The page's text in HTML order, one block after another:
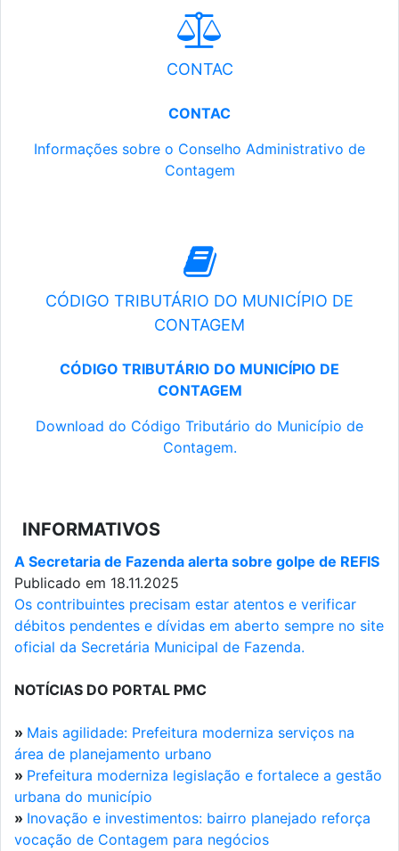
CONTAC
CONTAC
Informações sobre o Conselho Administrativo de
Contagem
CÓDIGO TRIBUTÁRIO DO MUNICÍPIO DE
CONTAGEM
CÓDIGO TRIBUTÁRIO DO MUNICÍPIO DE
CONTAGEM
Download do Código Tributário do Município de
Contagem.
INFORMATIVOS
A Secretaria de Fazenda alerta sobre golpe de REFIS
Publicado em 18.11.2025
Os contribuintes precisam estar atentos e verificar
débitos pendentes e dívidas em aberto sempre no site
oficial da Secretária Municipal de Fazenda.
NOTÍCIAS DO PORTAL PMC
» Mais agilidade: Prefeitura moderniza serviços na
área de planejamento urbano
» Prefeitura moderniza legislação e fortalece a gestão
urbana do município
» Inovação e investimentos: bairro planejado reforça
vocação de Contagem para negócios